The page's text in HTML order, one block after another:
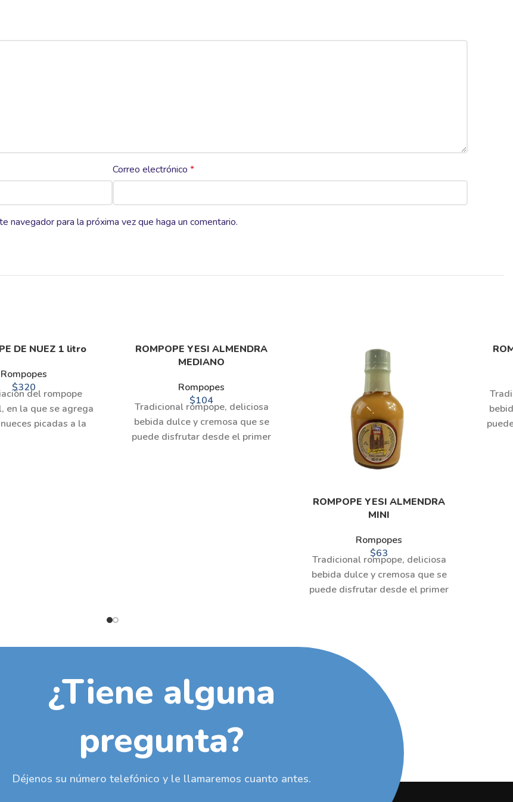
Correo electrónico *
navegador para la próxima vez que haga un comentario.
DE NUEZ 1 litro
Rompopes
$320del rompope
en la que se agrega
picadas a la
ROMPOPE YESI ALMENDRA
MEDIANO
Rompopes
$104
Tradicional rompope, deliciosa
bebida dulce y cremosa que se
puede disfrutar desde el primer
ROMPOPE YESI ALMENDRA
MINI
Rompopes
$63
Tradicional rompope, deliciosa
bebida dulce y cremosa que se
puede disfrutar desde el primer
¿Tiene alguna
pregunta?
Déjenos su número telefónico y le llamaremos cuanto antes.